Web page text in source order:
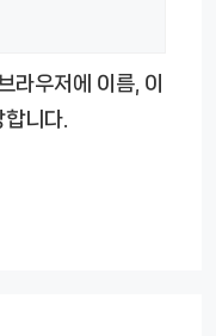
라우저에 이름, 이
니다.